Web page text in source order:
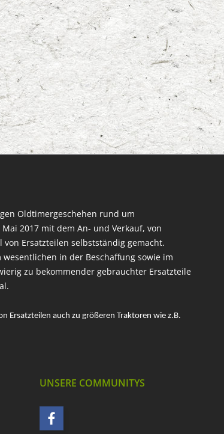
Oldtimergeschehen rund um
2017 mit dem An- und Verkauf, von
Ersatzteilen selbstständig gemacht.
in der Beschaffung sowie im
zu bekommender gebrauchter Ersatzteile
Ersatzteilen auch zu größeren Traktoren wie z.B.
UNSERE COMMUNITYS